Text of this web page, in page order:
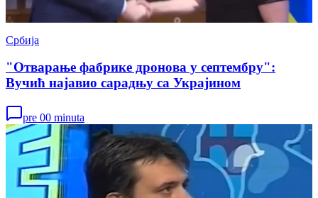
Србија
"Отварање фабрике дронова у септембру":
Вучић најавио сарадњу са Украјином
pre 00 minuta